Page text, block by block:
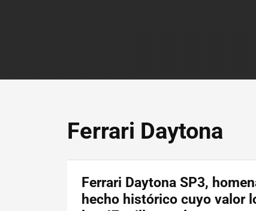
Ferrari Daytona
Ferrari Daytona SP3,
hecho histórico cuyo valor